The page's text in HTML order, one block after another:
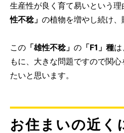
生産性が良く育て易いという
性不稔」 の植物を増やし続け、
この 「雄性不稔」 の 「F1」種
もに、大きな問題ですので関
たいと思います。
お住まいの近く